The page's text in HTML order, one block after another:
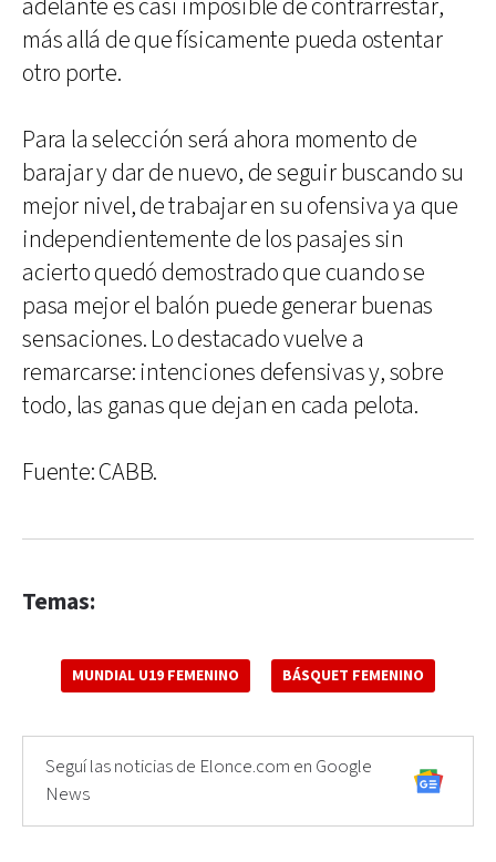
adelante es casi imposible de contrarrestar,
más allá de que físicamente pueda ostentar
otro porte.
Para la selección será ahora momento de
barajar y dar de nuevo, de seguir buscando su
mejor nivel, de trabajar en su ofensiva ya que
independientemente de los pasajes sin
acierto quedó demostrado que cuando se
pasa mejor el balón puede generar buenas
sensaciones. Lo destacado vuelve a
remarcarse: intenciones defensivas y, sobre
todo, las ganas que dejan en cada pelota.
Fuente: CABB.
Temas:
MUNDIAL U19 FEMENINO BÁSQUET FEMENINO
Seguí las noticias de Elonce.com en Google
News